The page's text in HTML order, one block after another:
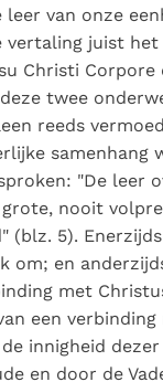
leer van onze
vertaling juist
Christi
twee
reeds
"De leer
nooit
(blz. 5).
om; en
met
een
innigheid
en door de